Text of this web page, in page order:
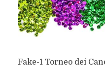
Fake-1 Torneo dei